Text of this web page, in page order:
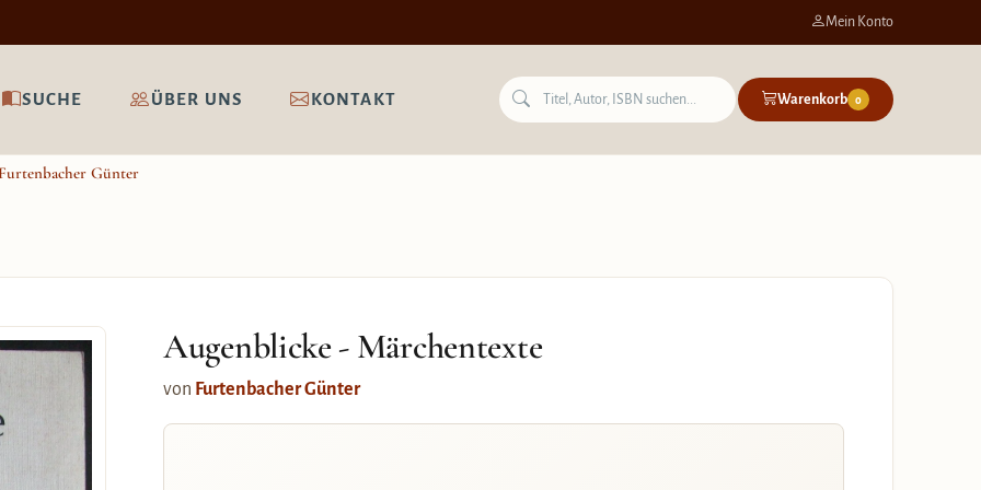
Mein Konto
SUCHE ÜBER UNS KONTAKT Warenkorb 0
Furtenbacher Günter
Augenblicke - Märchentexte
von Furtenbacher Günter